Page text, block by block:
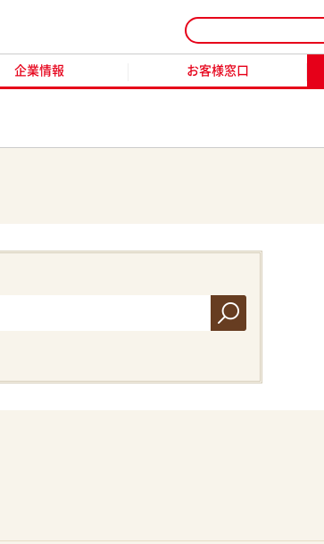
企業情報 お客様窓口
オンラインショップ